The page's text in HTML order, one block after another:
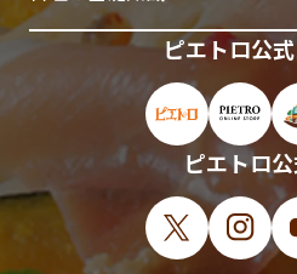
ピエトロ公
ピエトロ公式
ピエ
ピエトロ
X（新しいウ